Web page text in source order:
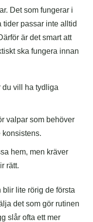
Det som fungerar i
tider passar inte alltid
är det smart att
ska fungera innan
du vill ha tydliga
valpar som behöver
konsistens.
hem, men kräver
rätt.
blir lite rörig de första
det som gör rutinen
slår ofta ett mer